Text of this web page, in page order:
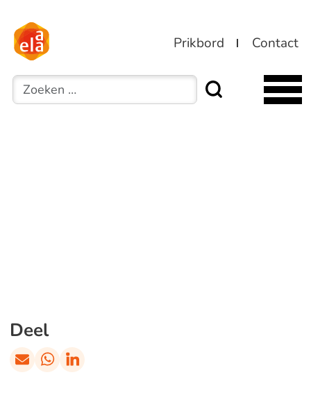
Prikbord Contact
Zoeken
Deel